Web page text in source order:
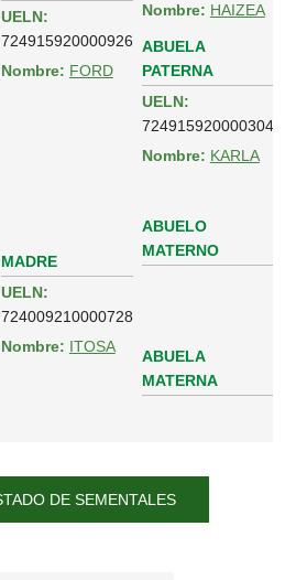
UELN:
724915920000926
Nombre: FORD
Nombre: HAIZEA
ABUELA
PATERNA
UELN:
724915920000304
Nombre: KARLA
MADRE
UELN:
724009210000728
Nombre: ITOSA
ABUELO
MATERNO
ABUELA
MATERNA
DE SEMENTALES